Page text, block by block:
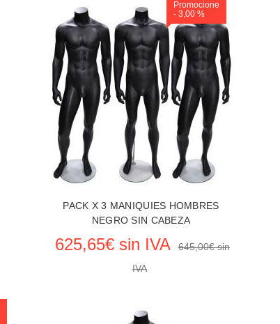
Promocione
- 3,00 %
PACK X 3 MANIQUIES HOMBRES
NEGRO SIN CABEZA
625,65€ sin IVA
645,00€ sin
IVA
Reposición en curso